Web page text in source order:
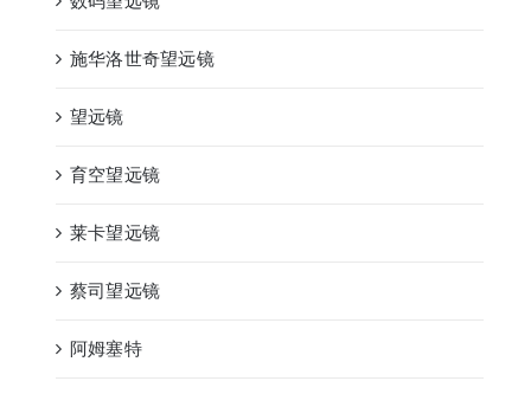
施华洛世奇望远镜
望远镜
育空望远镜
莱卡望远镜
蔡司望远镜
阿姆塞特